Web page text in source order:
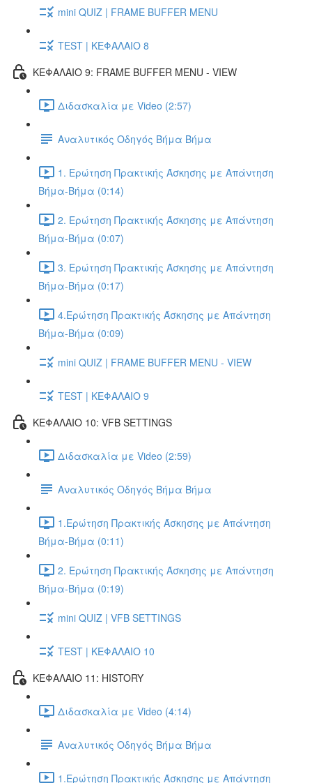
mini QUIZ | FRAME BUFFER MENU
TEST | ΚΕΦΑΛΑΙΟ 8
ΚΕΦΑΛΑΙΟ 9: FRAME BUFFER MENU - VIEW
Διδασκαλία με Video (2:57)
Αναλυτικός Οδηγός Βήμα Βήμα
1. Ερώτηση Πρακτικής Άσκησης με Απάντηση
Βήμα-Βήμα (0:14)
2. Ερώτηση Πρακτικής Άσκησης με Απάντηση
Βήμα-Βήμα (0:07)
3. Ερώτηση Πρακτικής Άσκησης με Απάντηση
Βήμα-Βήμα (0:17)
4.Ερώτηση Πρακτικής Άσκησης με Απάντηση
Βήμα-Βήμα (0:09)
mini QUIZ | FRAME BUFFER MENU - VIEW
TEST | ΚΕΦΑΛΑΙΟ 9
ΚΕΦΑΛΑΙΟ 10: VFB SETTINGS
Διδασκαλία με Video (2:59)
Αναλυτικός Οδηγός Βήμα Βήμα
1.Ερώτηση Πρακτικής Άσκησης με Απάντηση
Βήμα-Βήμα (0:11)
2. Ερώτηση Πρακτικής Άσκησης με Απάντηση
Βήμα-Βήμα (0:19)
mini QUIZ | VFB SETTINGS
TEST | ΚΕΦΑΛΑΙΟ 10
ΚΕΦΑΛΑΙΟ 11: HISTORY
Διδασκαλία με Video (4:14)
Αναλυτικός Οδηγός Βήμα Βήμα
1.Ερώτηση Πρακτικής Άσκησης με Απάντηση